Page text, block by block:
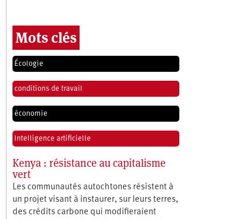
Mots clés
Écologie
conditions de travail
économie
Intelligence artificielle
Kenya : résistance au capitalisme
vert
Les communautés autochtones résistent à
un projet visant à instaurer, sur leurs terres,
des crédits carbone qui modifieraient